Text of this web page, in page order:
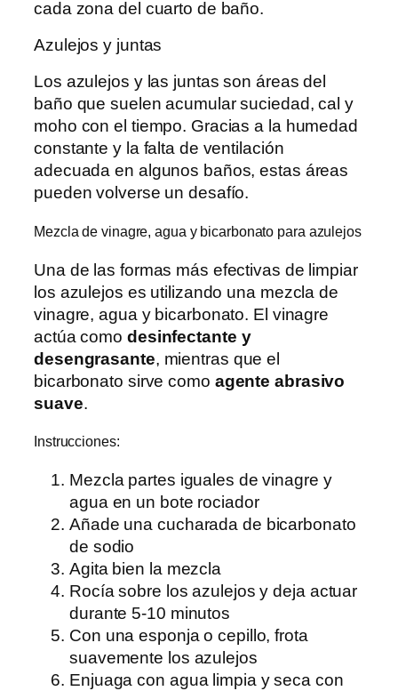
cada zona del cuarto de baño.
Azulejos y juntas
Los azulejos y las juntas son áreas del
baño que suelen acumular suciedad, cal y
moho con el tiempo. Gracias a la humedad
constante y la falta de ventilación
adecuada en algunos baños, estas áreas
pueden volverse un desafío.
Mezcla de vinagre, agua y bicarbonato para azulejos
Una de las formas más efectivas de limpiar
los azulejos es utilizando una mezcla de
vinagre, agua y bicarbonato. El vinagre
actúa como desinfectante y
desengrasante, mientras que el
bicarbonato sirve como agente abrasivo
suave.
Instrucciones:
Mezcla partes iguales de vinagre y
agua en un bote rociador
Añade una cucharada de bicarbonato
de sodio
Agita bien la mezcla
Rocía sobre los azulejos y deja actuar
durante 5-10 minutos
Con una esponja o cepillo, frota
suavemente los azulejos
Enjuaga con agua limpia y seca con